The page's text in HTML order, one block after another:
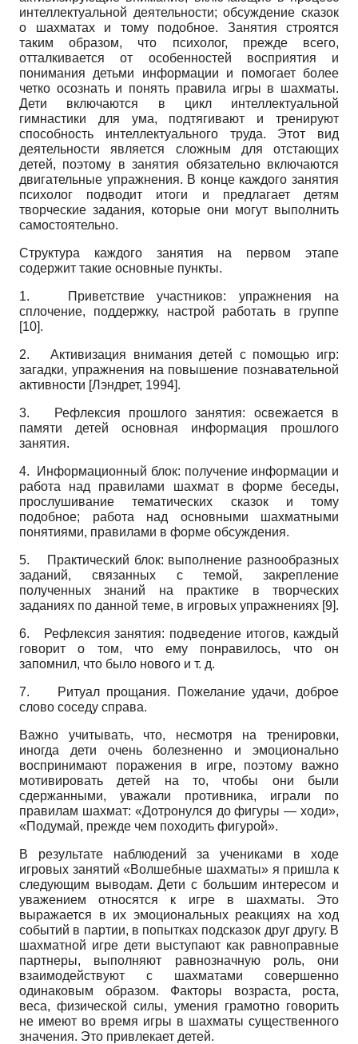
интеллектуальной деятельности; обсуждение сказок
о шахматах и тому подобное. Занятия строятся
таким образом, что психолог, прежде всего,
отталкивается от особенностей восприятия и
понимания детьми информации и помогает более
четко осознать и понять правила игры в шахматы.
Дети включаются в цикл интеллектуальной
гимнастики для ума, подтягивают и тренируют
способность интеллектуального труда. Этот вид
деятельности является сложным для отстающих
детей, поэтому в занятия обязательно включаются
двигательные упражнения. В конце каждого занятия
психолог подводит итоги и предлагает детям
творческие задания, которые они могут выполнить
самостоятельно.
Структура каждого занятия на первом этапе
содержит такие основные пункты.
1.
Приветствие участников: упражнения на
сплочение, поддержку, настрой работать в группе
[10].
2. Активизация внимания детей с помощью игр:
загадки, упражнения на повышение познавательной
активности [Лэндрет, 1994].
3. Рефлексия прошлого занятия: освежается в
памяти детей основная информация прошлого
занятия.
4. Информационный блок: получение информации и
работа над правилами шахмат в форме беседы,
прослушивание тематических сказок и тому
подобное; работа над основными шахматными
понятиями, правилами в форме обсуждения.
5.
Практический блок: выполнение разнообразных
заданий, связанных с темой, закрепление
полученных знаний на практике в творческих
заданиях по данной теме, в игровых упражнениях [9].
6.
Рефлексия занятия: подведение итогов, каждый
говорит о том, что ему понравилось, что он
запомнил, что было нового и т. д.
7.
Ритуал прощания. Пожелание удачи, доброе
слово соседу справа.
Важно учитывать, что, несмотря на тренировки,
иногда дети очень болезненно и эмоционально
воспринимают поражения в игре, поэтому важно
мотивировать детей на то, чтобы они были
сдержанными, уважали противника, играли по
правилам шахмат: «Дотронулся до фигуры — ходи»,
«Подумай, прежде чем походить фигурой».
В результате наблюдений за учениками в ходе
игровых занятий «Волшебные шахматы» я пришла к
следующим выводам. Дети с большим интересом и
уважением относятся к игре в шахматы. Это
выражается в их эмоциональных реакциях на ход
событий в партии, в попытках подсказок друг другу. В
шахматной игре дети выступают как равноправные
партнеры, выполняют равнозначную роль, они
взаимодействуют с шахматами совершенно
одинаковым образом. Факторы возраста, роста,
веса, физической силы, умения грамотно говорить
не имеют во время игры в шахматы существенного
значения. Это привлекает детей.